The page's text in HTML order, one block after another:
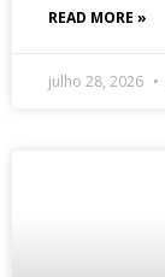
READ MORE »
julho 28, 2026